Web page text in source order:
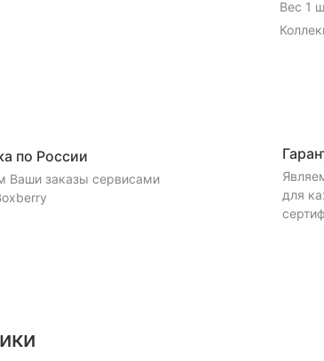
Вес 1
по России
Ваши заказы сервисами
для